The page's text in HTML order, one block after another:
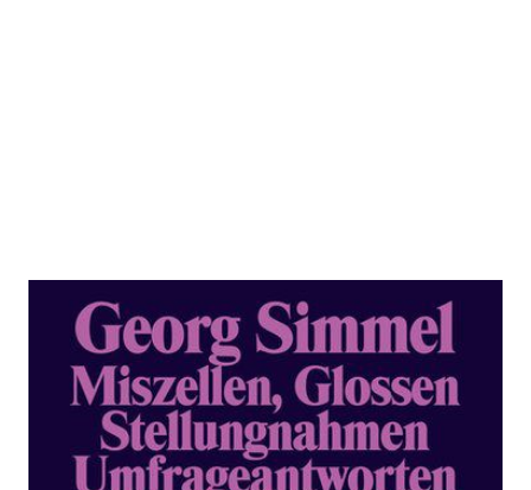
Gesamtausgabe Bd. 17: Miszellen,
Glossen, Stellungnahmen usw.
Zur Wunschliste hinzufügen